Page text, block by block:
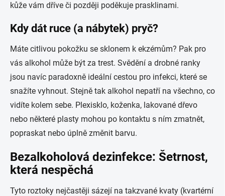
kůže vám dříve či později poděkuje prasklinami.
Kdy dát ruce (a nábytek) pryč?
Máte citlivou pokožku se sklonem k ekzémům? Pak pro
vás alkohol může být za trest. Svědění a drobné ranky
jsou navíc paradoxně ideální cestou pro infekci, které se
snažíte vyhnout. Stejně tak alkohol nepatří na všechno, co
vidíte kolem sebe. Plexisklo, koženka, lakované dřevo
nebo některé plasty mohou po kontaktu s ním zmatnět,
popraskat nebo úplně změnit barvu.
Bezalkoholová dezinfekce: Šetrnost,
která nespěchá
Tyto roztoky nejčastěji sázejí na takzvané kvaty (kvartérní